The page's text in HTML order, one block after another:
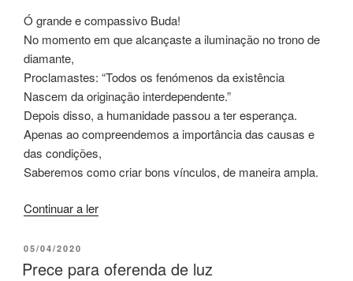
Ó grande e compassivo Buda!
No momento em que alcançaste a iluminação no trono de
diamante,
Proclamastes: “Todos os fenómenos da existência
Nascem da originação interdependente.”
Depois disso, a humanidade passou a ter esperança.
Apenas ao compreendemos a importância das causas e
das condições,
Saberemos como criar bons vínculos, de maneira ampla.
Continuar a ler
05/04/2020
Prece para oferenda de luz